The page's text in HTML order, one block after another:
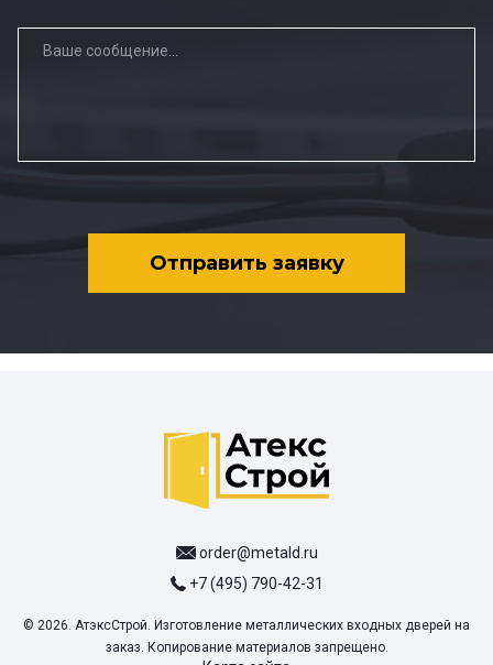
Отправить заявку
order@metald.ru
+7 (495) 790-42-31
© 2026. АтэксСтрой. Изготовление металлических входных дверей на
заказ. Копирование материалов запрещено.